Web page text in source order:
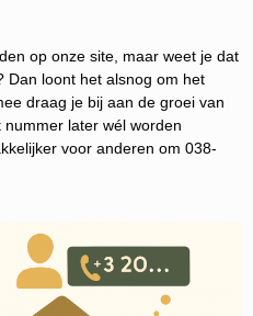
op onze site, maar weet je dat
Dan loont het alsnog om het
draag je bij aan de groei van
later wél worden
voor anderen om 038-